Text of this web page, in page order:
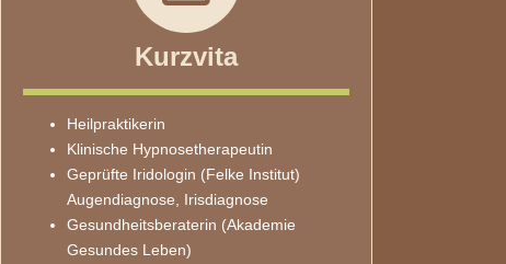
Kurzvita
Heilpraktikerin
Klinische Hypnosetherapeutin
Geprüfte Iridologin (Felke Institut)
Augendiagnose, Irisdiagnose
Gesundheitsberaterin (Akademie
Gesundes Leben)